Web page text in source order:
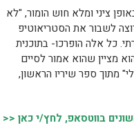
ציני ומלא חוש הומור, "לא
לשבור את הסטריאוטיפ
כל אלה הופרכו- בתוכנית
מציין שהוא אמור לסיים
מתוך ספר שיריו הראשון,
בווטסאפ, לחץ/י כאן <<